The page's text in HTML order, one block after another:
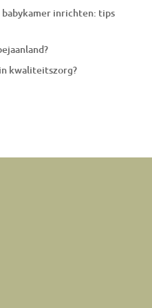
inrichten: tips
kwaliteitszorg?